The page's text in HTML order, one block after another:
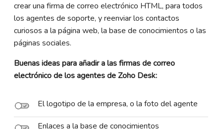
crear una firma de correo electrónico HTML, para todos
los agentes de soporte, y reenviar los contactos
curiosos a la página web, la base de conocimientos o las
páginas sociales.
Buenas ideas para añadir a las firmas de correo
electrónico de los agentes de Zoho Desk:
El logotipo de la empresa, o la foto del agente
Enlaces a la base de conocimientos